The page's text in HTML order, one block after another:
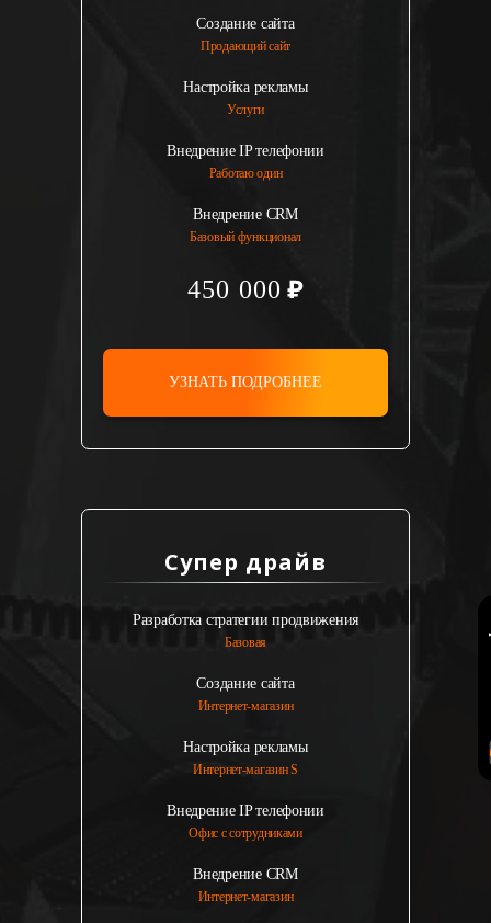
Создание сайта
Продающий сайт
Настройка рекламы
Услуги
Внедрение IP телефонии
Работаю один
Внедрение CRM
Базовый функционал
450 000
УЗНАТЬ ПОДРОБНЕЕ
Супер драйв
Разработка стратегии продвижения
Базовая
Создание сайта
Интернет-магазин
Настройка рекламы
Интернет-магазин S
Внедрение IP телефонии
Офис с сотрудниками
Внедрение CRM
Интернет-магазин